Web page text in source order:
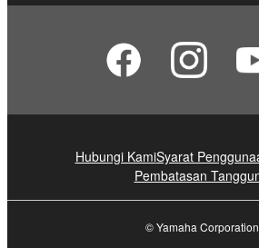
Hubungi KamiSyarat
Pembatasan
© Yamaha